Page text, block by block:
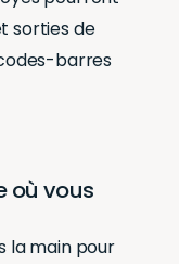
sorties de
barres
où vous
la main pour